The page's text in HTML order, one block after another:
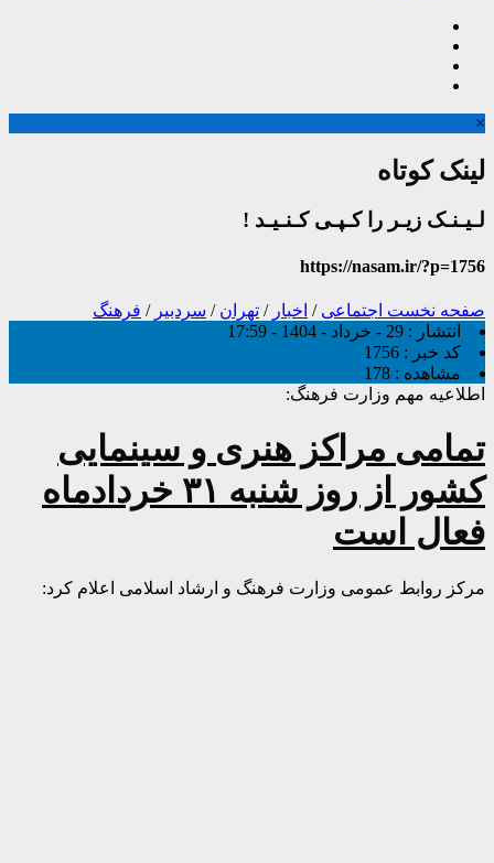
×
لینک کوتاه
لـیـنـک زیـر را کـپـی کـنـیـد !
https://nasam.ir/?p=1756
صفحه نخست اجتماعی / اخبار / تهران / سردبیر / فرهنگ
انتشار : 29 - خرداد - 1404 - 17:59
کد خبر : 1756
مشاهده : 178
اطلاعیه مهم وزارت فرهنگ:
تمامی مراکز هنری و سینمایی
کشور از روز شنبه ۳۱ خردادماه
فعال است
مرکز روابط عمومی وزارت فرهنگ و ارشاد اسلامی اعلام کرد: